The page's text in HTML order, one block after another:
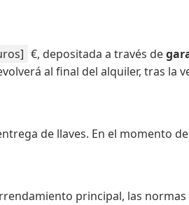
€, depositada a través de
al final del alquiler, tras la
de llaves. En el momento
principal, las normas